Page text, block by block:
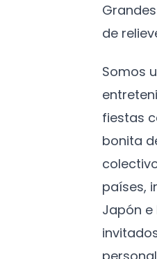
de
Somos
fiestas
bonita
países,
Japón e